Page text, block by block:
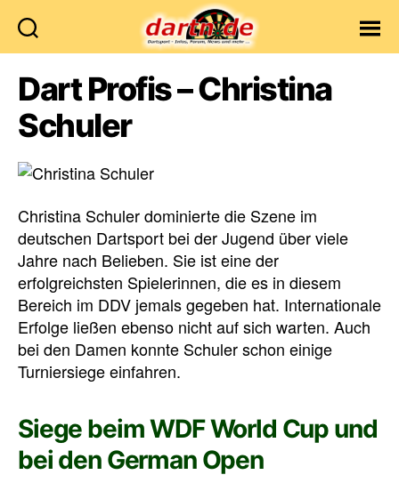
Dart Profis – Christina
Schuler
Christina Schuler dominierte die Szene im
deutschen Dartsport bei der Jugend über viele
Jahre nach Belieben. Sie ist eine der
erfolgreichsten Spielerinnen, die es in diesem
Bereich im DDV jemals gegeben hat. Internationale
Erfolge ließen ebenso nicht auf sich warten. Auch
bei den Damen konnte Schuler schon einige
Turniersiege einfahren.
Siege beim WDF World Cup und
bei den German Open